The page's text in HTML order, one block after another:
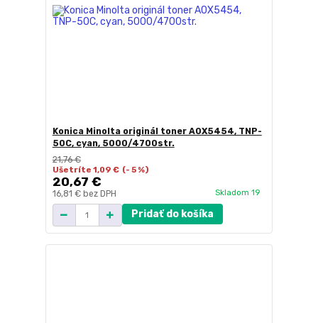
Konica Minolta originál toner A0X5454, TNP-
50C, cyan, 5000/4700str.
21,76 €
Ušetríte 1,09 € (- 5 %)
20,67 €
16,81 € bez DPH Skladom 19
Pridať do košíka